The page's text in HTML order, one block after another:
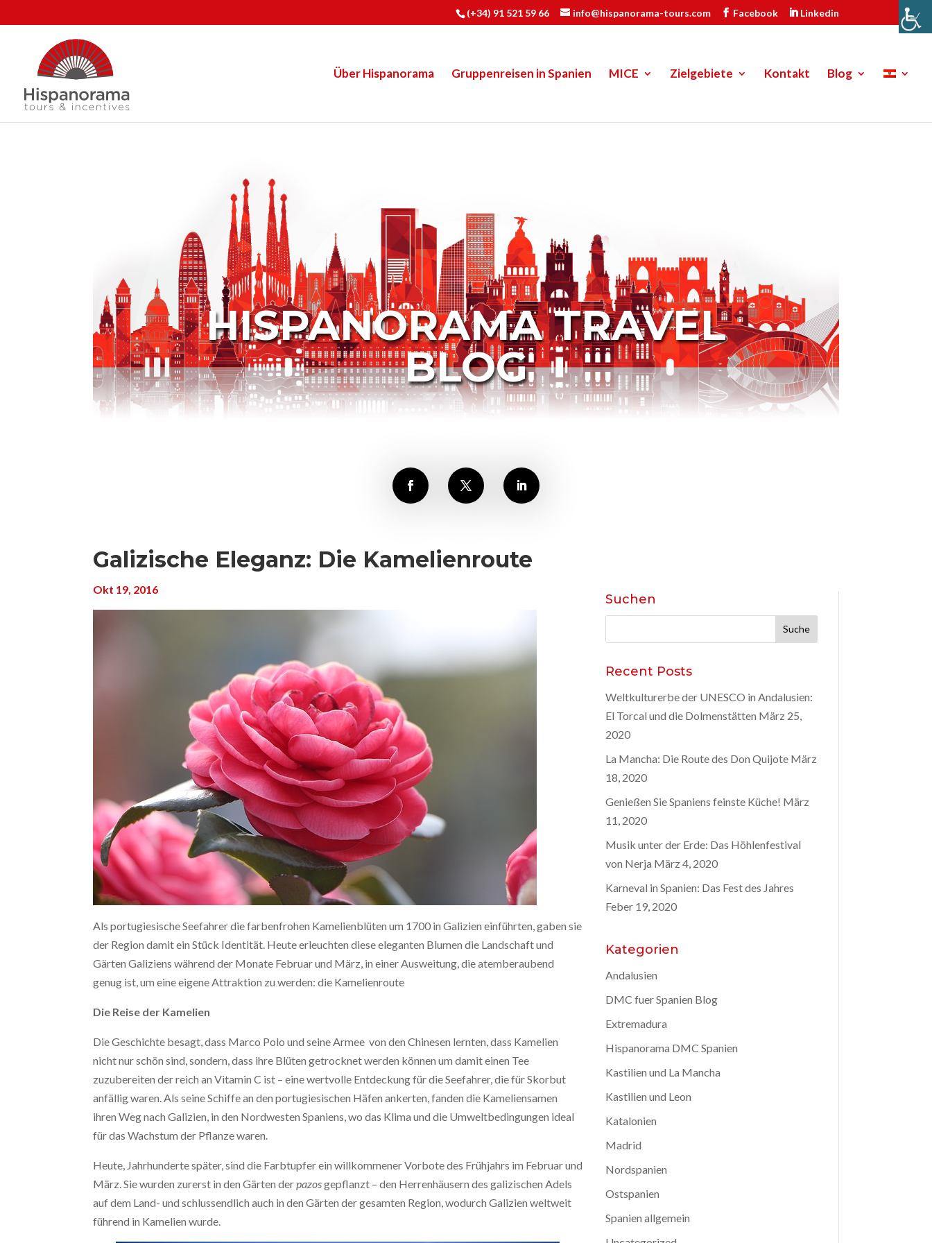
(+34) 91 521 59 66 info@hispanorama-tours.com Facebook Linkedin
Über Hispanorama Gruppenreisen in Spanien MICE Zielgebiete Kontakt Blog
HISPANORAMA TRAVEL
BLOG
Galizische Eleganz: Die Kamelienroute
Okt 19, 2016
Als portugiesische Seefahrer die farbenfrohen Kamelienblüten um 1700 in Galizien einführten, gaben sie
der Region damit ein Stück Identität. Heute erleuchten diese eleganten Blumen die Landschaft und
Gärten Galiziens während der Monate Februar und März, in einer Ausweitung, die atemberaubend
genug ist, um eine eigene Attraktion zu werden: die Kamelienroute
Die Reise der Kamelien
Die Geschichte besagt, dass Marco Polo und seine Armee von den Chinesen lernten, dass Kamelien
nicht nur schön sind, sondern, dass ihre Blüten getrocknet werden können um damit einen Tee
zuzubereiten der reich an Vitamin C ist – eine wertvolle Entdeckung für die Seefahrer, die für Skorbut
anfällig waren. Als seine Schiffe an den portugiesischen Häfen ankerten, fanden die Kameliensamen
ihren Weg nach Galizien, in den Nordwesten Spaniens, wo das Klima und die Umweltbedingungen ideal
für das Wachstum der Pflanze waren.
Heute, Jahrhunderte später, sind die Farbtupfer ein willkommener Vorbote des Frühjahrs im Februar und
März. Sie wurden zurerst in den Gärten derpazosgepflanzt – den Herrenhäusern des galizischen Adels
auf dem Land- und schlussendlich auch in den Gärten der gesamten Region, wodurch Galizien weltweit
führend in Kamelien wurde.
Suchen
nach:
Recent Posts
Weltkulturerbe der UNESCO in Andalusien:
El Torcal und die Dolmenstätten März 25,
2020
La Mancha: Die Route des Don Quijote März
18, 2020
Genießen Sie Spaniens feinste Küche! März
11, 2020
Musik unter der Erde: Das Höhlenfestival
von Nerja März 4, 2020
Karneval in Spanien: Das Fest des Jahres
Feber 19, 2020
Kategorien
Andalusien
DMC fuer Spanien Blog
Extremadura
Hispanorama DMC Spanien
Kastilien und La Mancha
Kastilien und Leon
Katalonien
Madrid
Nordspanien
Ostspanien
Spanien allgemein